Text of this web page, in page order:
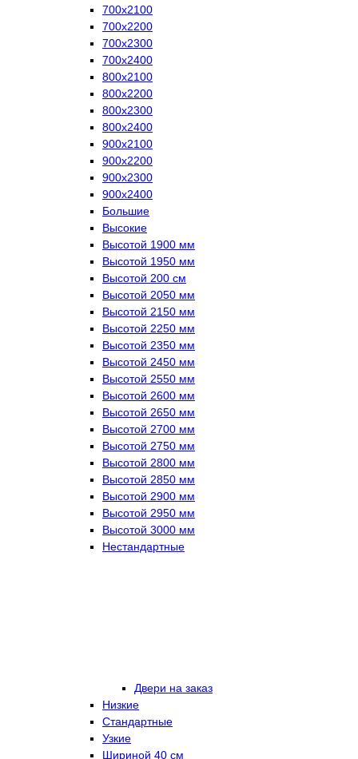
700х2100
700х2200
700х2300
700х2400
800х2100
800х2200
800х2300
800х2400
900х2100
900х2200
900х2300
900х2400
Большие
Высокие
Высотой 1900 мм
Высотой 1950 мм
Высотой 200 см
Высотой 2050 мм
Высотой 2150 мм
Высотой 2250 мм
Высотой 2350 мм
Высотой 2450 мм
Высотой 2550 мм
Высотой 2600 мм
Высотой 2650 мм
Высотой 2700 мм
Высотой 2750 мм
Высотой 2800 мм
Высотой 2850 мм
Высотой 2900 мм
Высотой 2950 мм
Высотой 3000 мм
Нестандартные
Двери на заказ
Низкие
Стандартные
Узкие
Шириной 40 см